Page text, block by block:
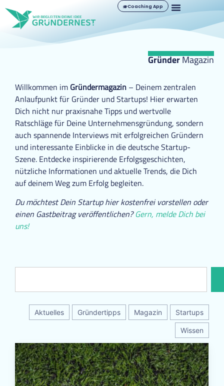
Coaching App
GründerMagazin
Willkommen im Gründermagazin – Deinem zentralen
Anlaufpunkt für Gründer und Startups! Hier erwarten
Dich nicht nur praxisnahe Tipps und wertvolle
Ratschläge für Deine Unternehmensgründung, sondern
auch spannende Interviews mit erfolgreichen Gründern
und interessante Einblicke in die deutsche Startup-
Szene. Entdecke inspirierende Erfolgsgeschichten,
nützliche Informationen und aktuelle Trends, die Dich
auf deinem Weg zum Erfolg begleiten.
Du möchtest Dein Startup hier kostenfrei vorstellen oder
einen Gastbeitrag veröffentlichen?Gern, melde Dich bei
uns!
Aktuelles Gründertipps Magazin Startups
Wissen